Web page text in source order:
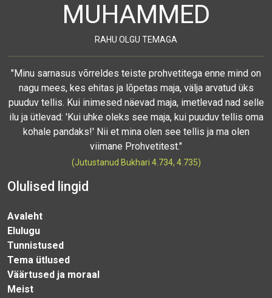
MUHAMMED
RAHU OLGU TEMAGA
"Minu sarnasus võrreldes teiste prohvetitega enne mind on
nagu mees, kes ehitas ja lõpetas maja, välja arvatud üks
puuduv tellis. Kui inimesed näevad maja, imetlevad nad selle
ilu ja ütlevad: 'Kui uhke oleks see maja, kui puuduv tellis oma
kohale pandaks!' Nii et mina olen see tellis ja ma olen
viimane Prohvetitest."
(Jutustanud Bukhari 4.734, 4.735)
Olulised lingid
Avaleht
Elulugu
Tunnistused
Tema ütlused
Väärtused ja moraal
Meist